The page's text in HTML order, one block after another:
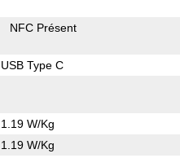
NFC Présent
USB Type C
1.19 W/Kg
1.19 W/Kg